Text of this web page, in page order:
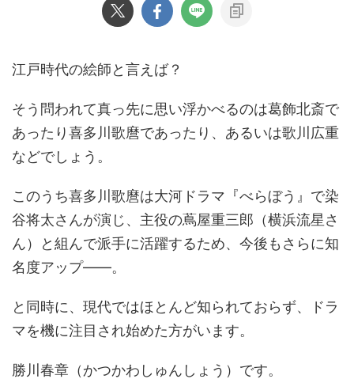
江戸時代の絵師と言えば？
そう問われて真っ先に思い浮かべるのは葛飾北斎で
あったり喜多川歌麿であったり、あるいは歌川広重
などでしょう。
このうち喜多川歌麿は大河ドラマ『べらぼう』で染
谷将太さんが演じ、主役の蔦屋重三郎（横浜流星さ
ん）と組んで派手に活躍するため、今後もさらに知
名度アップ――。
と同時に、現代ではほとんど知られておらず、ドラ
マを機に注目され始めた方がいます。
勝川春章（かつかわしゅんしょう）です。